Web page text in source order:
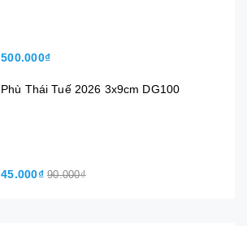
500.000₫
Phù Thái Tuế 2026 3x9cm DG100
45.000₫ 90.000₫